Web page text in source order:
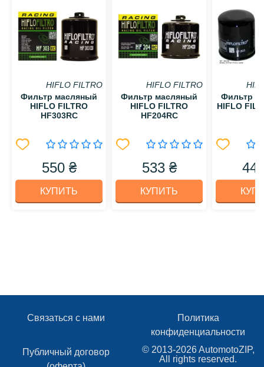
HIFLO FILTRO
Фильтр масляный
HIFLO FILTRO
HF303RC
550 ₴
КУПИТЬ
HIFLO FILTRO
Фильтр масляный
HIFLO FILTRO
HF204RC
533 ₴
КУПИТЬ
Фильтр
HIFLO
Связаться с нами
Политика
конфиденциальности
Публичный договор
© 2013-2026 AutomotoZIP,
All rights reserved.